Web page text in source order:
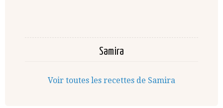
Samira
Voir toutes les recettes de Samira